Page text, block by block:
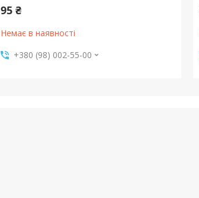
95 ₴
Немає в наявності
+380 (98) 002-55-00